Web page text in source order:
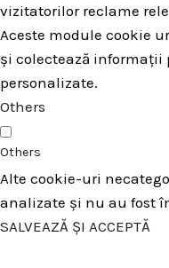
vizitatorilor reclame
Aceste module cookie
și colectează informații
personalizate.
Others
Others
Alte cookie-uri
analizate și nu au fost
SALVEAZĂ ȘI ACCEPTĂ